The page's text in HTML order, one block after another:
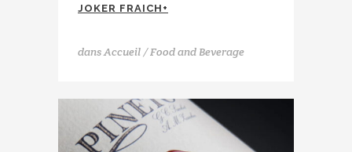
JOKER FRAICH+
dansAccueil / Food and Beverage